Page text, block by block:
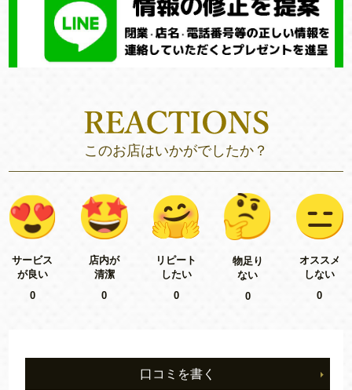
このお店はいかがでしたか？
サービス
が良い
0
店内が
清潔
0
リピート
したい
0
物足り
ない
0
オススメ
しない
0
口コミを書く